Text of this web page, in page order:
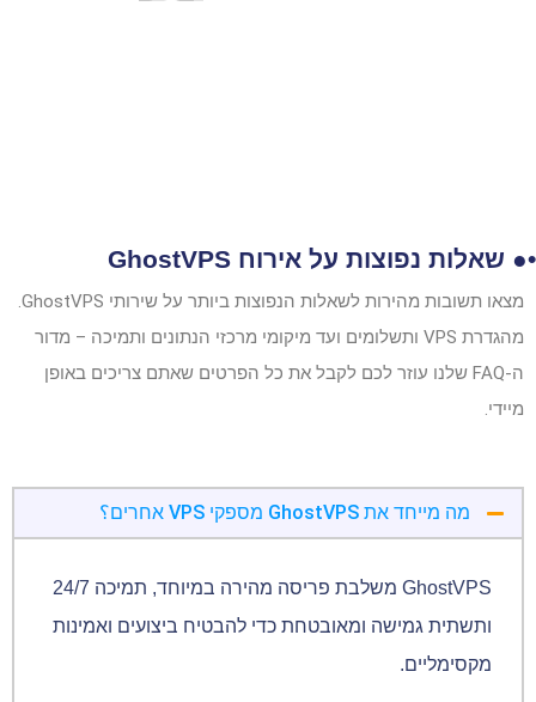
•● שאלות נפוצות על אירוח GhostVPS
מצאו תשובות מהירות לשאלות הנפוצות ביותר על שירותי GhostVPS.
מהגדרת VPS ותשלומים ועד מיקומי מרכזי הנתונים ותמיכה – מדור
ה-FAQ שלנו עוזר לכם לקבל את כל הפרטים שאתם צריכים באופן
מיידי.
מה מייחד את GhostVPS מספקי VPS אחרים؟
GhostVPS משלבת פריסה מהירה במיוחד, תמיכה 24/7
ותשתית גמישה ומאובטחת כדי להבטיח ביצועים ואמינות
מקסימליים.